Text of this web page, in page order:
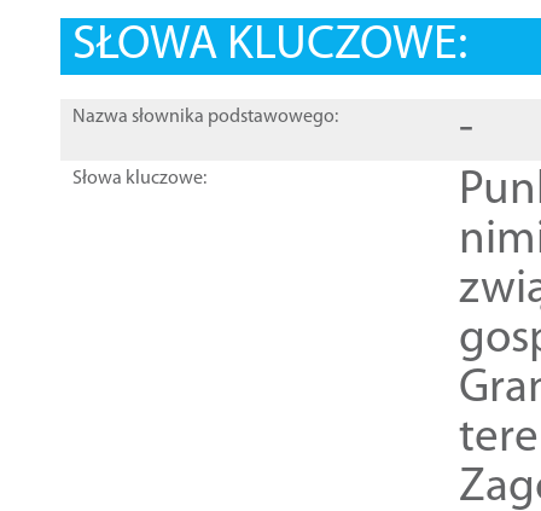
SŁOWA KLUCZOWE:
Nazwa słownika podstawowego: -
Słowa kluczowe: